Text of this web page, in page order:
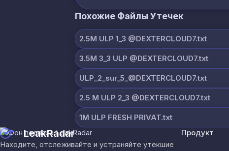
Похожие Файлы Утечек
2.5M ULP 1_3 @DEXTERCLOUD7.txt
3.5M 3_3 ULP @DEXTERCLOUD7.txt
ULP_2_sur_5_@DEXTERCLOUD7.txt
2.5 M ULP 2_3 @DEXTERCLOUD7.txt
1M ULP FRESH PRIVAT.txt
LeakRadar
Находите, отслеживайте и устраняйте утекшие
Продукт